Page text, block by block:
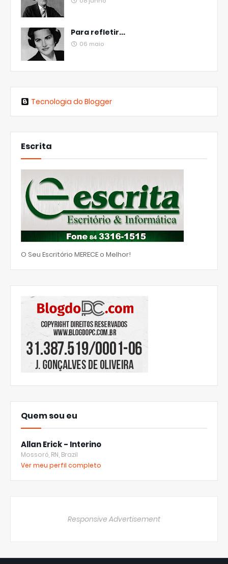
Para refletir...
06 maio
Tecnologia do Blogger
Escrita
O Seu Escritório MERECE o Melhor!
Quem sou eu
Allan Erick - Interino
Mossoró, RN, Brazil
Ver meu perfil completo
Responsive Advertisement